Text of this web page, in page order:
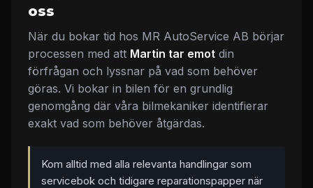
oss
När du bokar tid hos MR AutoService AB börjar
processen med att Martin tar emot din
förfrågan och lyssnar på vad som behöver
göras. Vi bokar in bilen för en grundlig
genomgång där våra bilmekaniker identifierar
exakt vad som behöver åtgärdas.
Kom alltid med alla relevanta handlingar som
servicebok och tidigare reparationspapper när